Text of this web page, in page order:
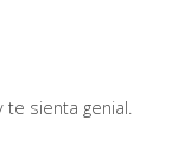
te sienta genial.